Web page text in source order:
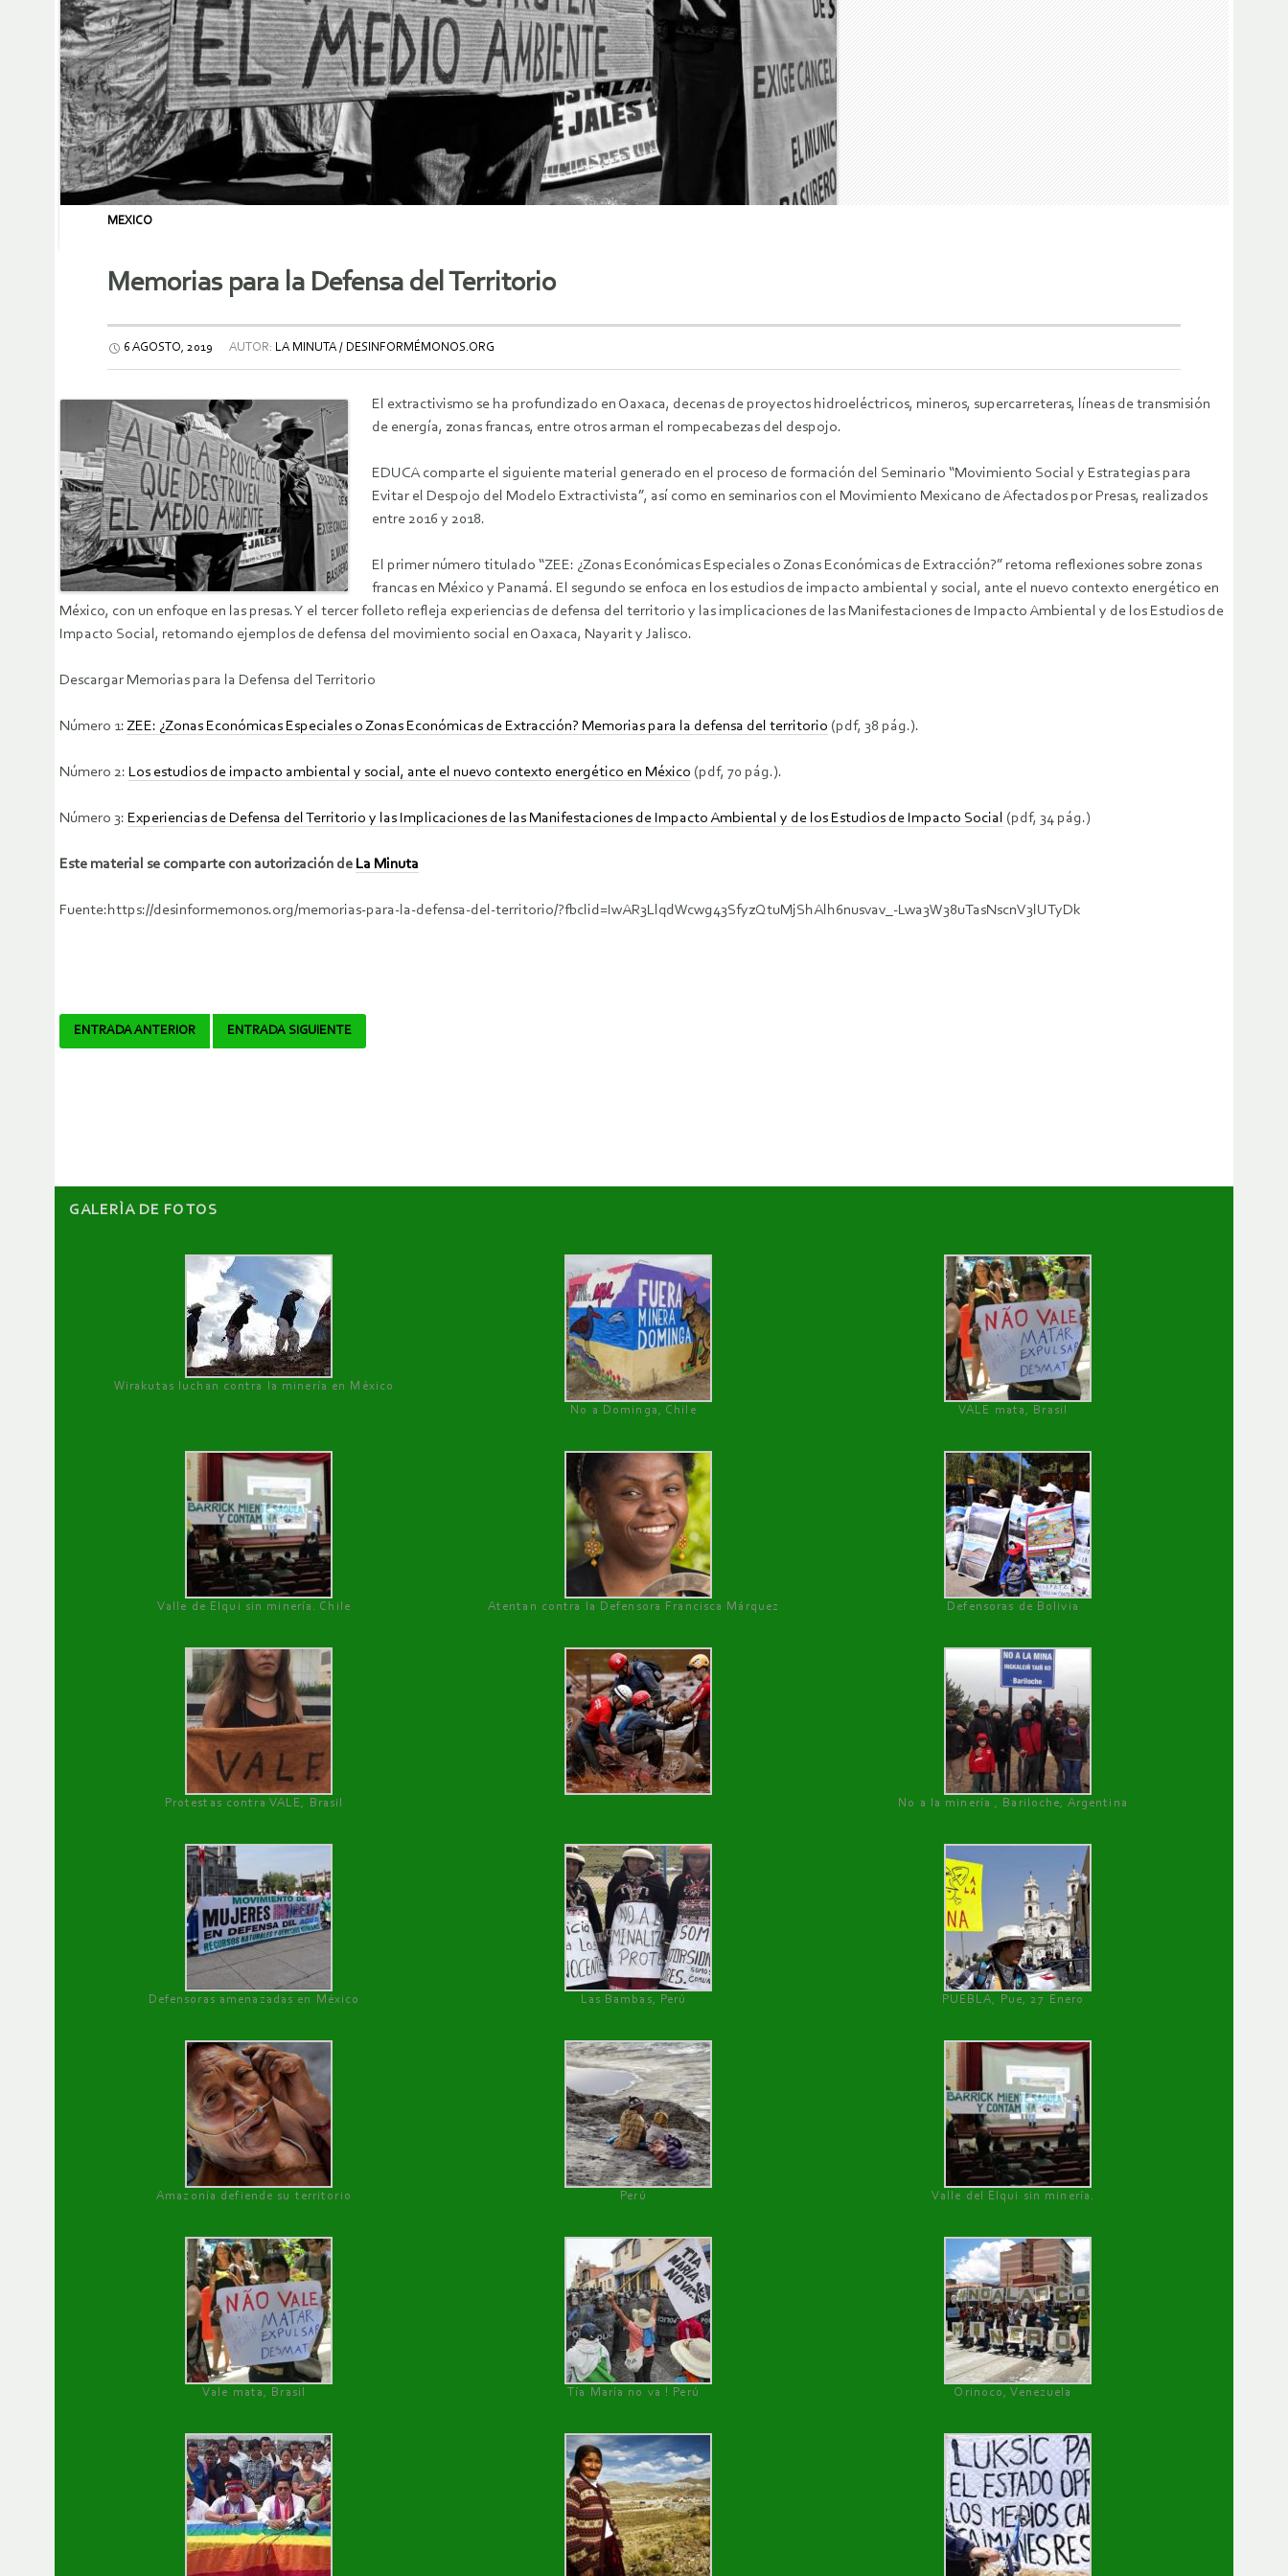
MEXICO
Memorias para la Defensa del Territorio
6 AGOSTO, 2019 AUTOR: LA MINUTA / DESINFORMÉMONOS.ORG
El extractivismo se ha profundizado en Oaxaca, decenas de proyectos hidroeléctricos, mineros, supercarreteras, líneas de transmisión
de energía, zonas francas, entre otros arman el rompecabezas del despojo.
EDUCA comparte el siguiente material generado en el proceso de formación del Seminario “Movimiento Social y Estrategias para
Evitar el Despojo del Modelo Extractivista”, así como en seminarios con el Movimiento Mexicano de Afectados por Presas, realizados
entre 2016 y 2018.
El primer número titulado “ZEE: ¿Zonas Económicas Especiales o Zonas Económicas de Extracción?” retoma reflexiones sobre zonas
francas en México y Panamá. El segundo se enfoca en los estudios de impacto ambiental y social, ante el nuevo contexto energético en
México, con un enfoque en las presas. Y el tercer folleto refleja experiencias de defensa del territorio y las implicaciones de las Manifestaciones de Impacto Ambiental y de los Estudios de
Impacto Social, retomando ejemplos de defensa del movimiento social en Oaxaca, Nayarit y Jalisco.
Descargar Memorias para la Defensa del Territorio
Número 1:ZEE: ¿Zonas Económicas Especiales o Zonas Económicas de Extracción? Memorias para la defensa del territorio (pdf, 38 pág.).
Número 2: Los estudios de impacto ambiental y social, ante el nuevo contexto energético en México (pdf, 70 pág.).
Número 3: Experiencias de Defensa del Territorio y las Implicaciones de las Manifestaciones de Impacto Ambiental y de los Estudios de Impacto Social (pdf, 34 pág.)
Este material se comparte con autorización de La Minuta
Fuente:https://desinformemonos.org/memorias-para-la-defensa-del-territorio/?fbclid=IwAR3LlqdWcwg43SfyzQtuMjShAlh6nusvav_-Lwa3W38uTasNscnV3lUTyDk
Navegador
ENTRADA ANTERIOR ENTRADA SIGUIENTE
GALERÌA DE FOTOS
Wirakutas luchan contra la minería en México
No a Dominga, Chile
VALE mata, Brasil
Valle de Elqui sin minería. Chile Atentan contra la Defensora Francisca Márquez Defensoras de Bolivia
Protestas contra VALE, Brasil No a la minería , Bariloche, Argentina
Defensoras amenazadas en México Las Bambas, Perú PUEBLA, Pue, 27 Enero
Amazonía defiende su territorio Perú Valle del Elqui sin minería.
Vale mata, Brasil Tía María no va ! Perú Orinoco, Venezuela